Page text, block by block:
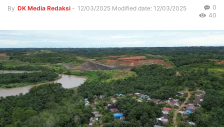
By DK Media Redaksi - 12/03/2025 Modified date: 12/03/2025
0
40